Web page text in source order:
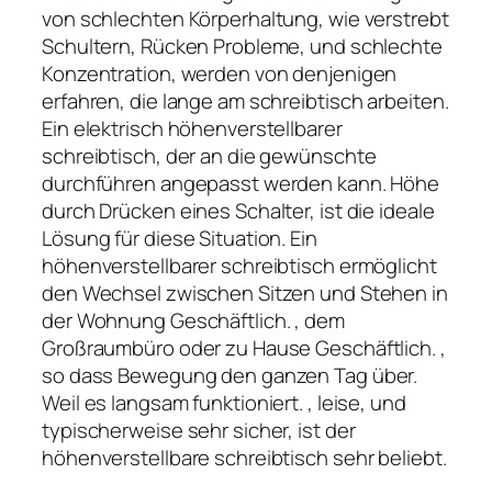
von schlechten Körperhaltung, wie verstrebt
Schultern, Rücken Probleme, und schlechte
Konzentration, werden von denjenigen
erfahren, die lange am schreibtisch arbeiten.
Ein elektrisch höhenverstellbarer
schreibtisch, der an die gewünschte
durchführen angepasst werden kann. Höhe
durch Drücken eines Schalter, ist die ideale
Lösung für diese Situation. Ein
höhenverstellbarer schreibtisch ermöglicht
den Wechsel zwischen Sitzen und Stehen in
der Wohnung Geschäftlich. , dem
Großraumbüro oder zu Hause Geschäftlich. ,
so dass Bewegung den ganzen Tag über.
Weil es langsam funktioniert. , leise, und
typischerweise sehr sicher, ist der
höhenverstellbare schreibtisch sehr beliebt.